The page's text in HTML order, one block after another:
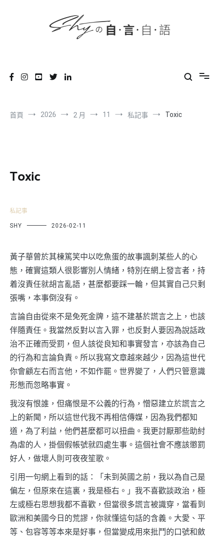
首頁 2026 2 月 11 私記事 Toxic
Toxic
私記事
SHY 2026-02-11
黃子華曾於其棟篤笑中以吃魚蛋的故事諷刺某些人的心
態，確實這類人很影響別人情緒，特別在網上發言者，持
着沒責任就胡言亂語，甚麼都要踩一輪，但其實自己只剩
張嘴，本事倒沒有。
言論自由從來不是免死金牌，這不建基於謊言之上，也該
伴隨責任。我當然反對以言入罪，也反對人要因為說話政
治不正確而受罰，但人該從良知和事實發言，亦該為自己
的行為和言論負責。所以我寫文章越來越少，因為這世代
你會顧左右而言他，不如作罷。世界變了，人們只管意識
形態而忽略事實。
我沒有恨誰，但痛恨是不公義的行為，憎惡建立於謊言之
上的新聞，所以這世代我不再相信傳媒，因為我們都知
道，為了利益，他們甚麼都可以扭曲。我更討厭那些助紂
為虐的人，掛個假帳號就四處生事。這個社會不應該懲罰
好人，做壞人則可夜夜笙歌。
引用一句網上看到的話：「未到英國之前，我以為自己是
偏左，但原來在這裏，我是極右。」我不喜歡談政治，極
左或極右思想我都不喜歡，但當很多謊言被識穿，當看到
歐洲和美國今日的荒謬，你就懂這句話的含義。大愛、平
等、包容等等本來是好事，但當變成用來批鬥的口號和斂